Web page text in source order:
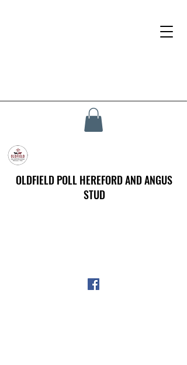
OLDFIELD POLL HEREFORD AND ANGUS
STUD